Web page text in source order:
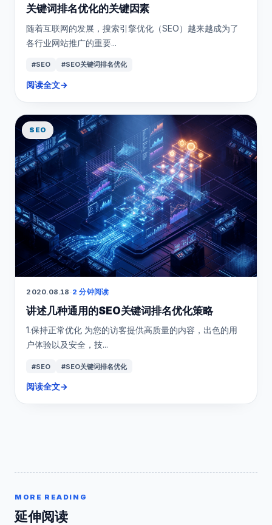
关键词排名优化的关键因素
随着互联网的发展，搜索引擎优化（SEO）越来越成为了
各行业网站推广的重要...
#SEO #SEO关键词排名优化
阅读全文→
SEO
2020.08.18 ·2 分钟阅读
讲述几种通用的SEO关键词排名优化策略
1.保持正常优化 为您的访客提供高质量的内容，出色的用
户体验以及安全，技...
#SEO #SEO关键词排名优化
阅读全文→
MORE READING
延伸阅读